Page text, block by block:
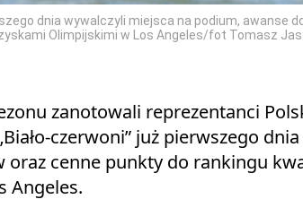
dnia wywalczyli miejsca na podium, awanse
Olimpijskimi w Los Angeles/fot Tomasz
zanotowali reprezentanci
czerwoni” już pierwszego
oraz cenne punkty do rankingu
Angeles.